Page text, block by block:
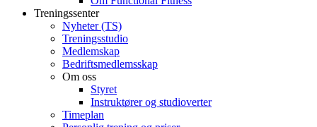
Treningssenter
Nyheter (TS)
Treningsstudio
Medlemskap
Bedriftsmedlemsskap
Om oss
Styret
Instruktører og studioverter
Timeplan